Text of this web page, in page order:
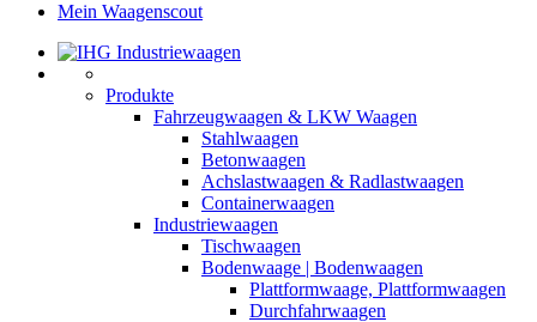
Mein Waagenscout
Produkte
Fahrzeugwaagen & LKW Waagen
Stahlwaagen
Betonwaagen
Achslastwaagen & Radlastwaagen
Containerwaagen
Industriewaagen
Tischwaagen
Bodenwaage | Bodenwaagen
Plattformwaage, Plattformwaagen
Durchfahrwaagen